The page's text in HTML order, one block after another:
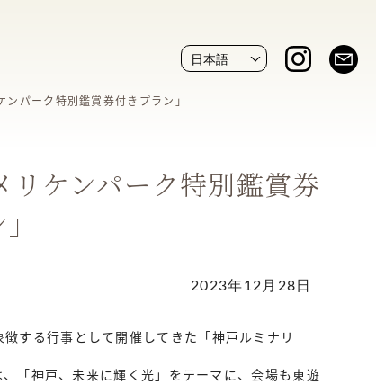
パーク特別鑑賞券付きプラン」
ケンパーク特別鑑賞券
2023年12月28日
する行事として開催してきた「神戸ルミナリ
「神戸、未来に輝く光」をテーマに、会場も東遊